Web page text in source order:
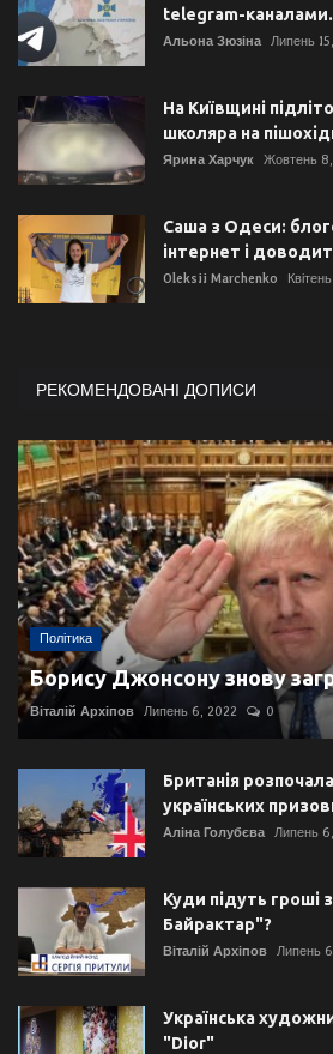
telegram-
Альона Зюзіна Липень
На Київщині
школяра на
Ярина Харчук Жовтень
Саша з Одеси:
інтернет і
Oleksii Marchenko
РЕКОМЕНДОВАНІ ДОПИСИ
Політика
Борису Джонсону знову
Віталій Архіпов Липень 6, 2022 0
Британія
українських
Аліна Голубєва Липень
Куди підуть гроші
Байрактар"?
Віталій Архіпов Липень
Українська
"Dior"